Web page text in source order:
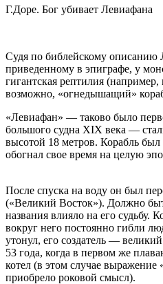
Г.Доре. Бог убивает Левиафана
Судя по библейскому описанию
приведенному в эпиграфе, у
гигантская рептилия (например,
возможно, «огнедышащий»
«Левиафан» — таково было
большого судна XIX века —
высотой 18 метров. Корабль был
обогнал свое время на целую
После спуска на воду он был
(«Великий Восток»). Должно
названия влияло на его судьбу.
вокруг него постоянно гибли
утонул, его создатель —
53 года, когда в первом же
котел (в этом случае
приобрело роковой смысл).